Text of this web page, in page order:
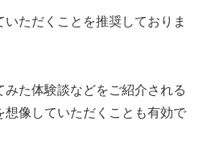
ただくことを推奨しておりま
た体験談などをご紹介される
想像していただくことも有効で